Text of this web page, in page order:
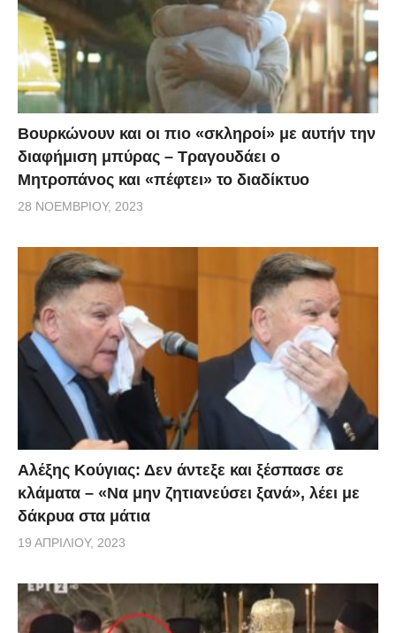
επαγγελματίες του είδους. Δείτε την άφιξη και την
αναχώρηση των δύο δραστών.
[zougla ]
Βουρκώνουν και οι πιο «σκληροί» με αυτήν την
διαφήμιση μπύρας – Τραγουδάει ο
Μητροπάνος και «πέφτει» το διαδίκτυο
28 ΝΟΕΜΒΡΊΟΥ, 2023
Αλέξης Κούγιας: Δεν άντεξε και ξέσπασε σε
κλάματα – «Να μην ζητιανεύσει ξανά», λέει με
δάκρυα στα μάτια
19 ΑΠΡΙΛΊΟΥ, 2023